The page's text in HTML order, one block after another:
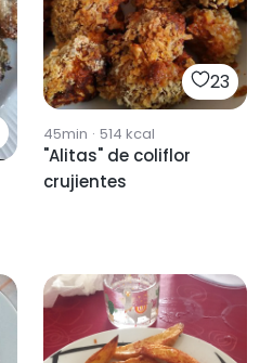
23
45min · 514 kcal
"Alitas" de coliflor
crujientes